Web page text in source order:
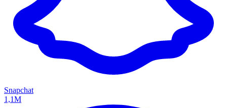
Snapchat
1,1M